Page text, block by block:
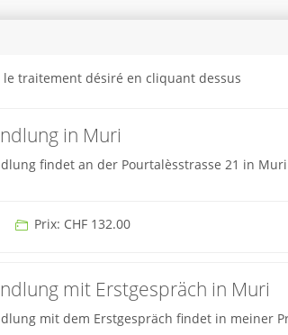
traitement désiré en cliquant dessus
in Muri
findet an der Pourtalèsstrasse 21 in
Prix: CHF 132.00
mit Erstgespräch in Muri
mit dem Erstgespräch findet in meiner